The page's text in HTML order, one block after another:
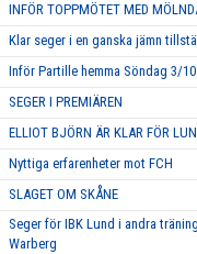
INFÖR TOPPMÖTET MED
Klar seger i en ganska jämn
Inför Partille hemma Söndag 3/
SEGER I PREMIÄREN
ELLIOT BJÖRN ÄR KLAR FÖR
Nyttiga erfarenheter mot FCH
SLAGET OM SKÅNE
Seger för IBK Lund i andra
Warberg